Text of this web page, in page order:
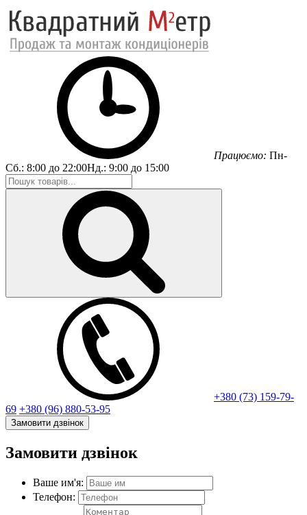
Працюємо: Пн-
Сб.: 8:00 до 22:00Нд.: 9:00 до 15:00
+380 (73) 159-79-
69 +380 (96) 880-53-95
Замовити дзвінок
Замовити дзвінок
Ваше им'я:
Телефон: